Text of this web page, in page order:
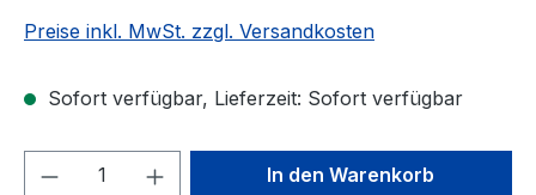
Preise inkl. MwSt. zzgl. Versandkosten
Sofort verfügbar, Lieferzeit: Sofort verfügbar
Produkt Anzahl: Gib denIn den Warenkorb